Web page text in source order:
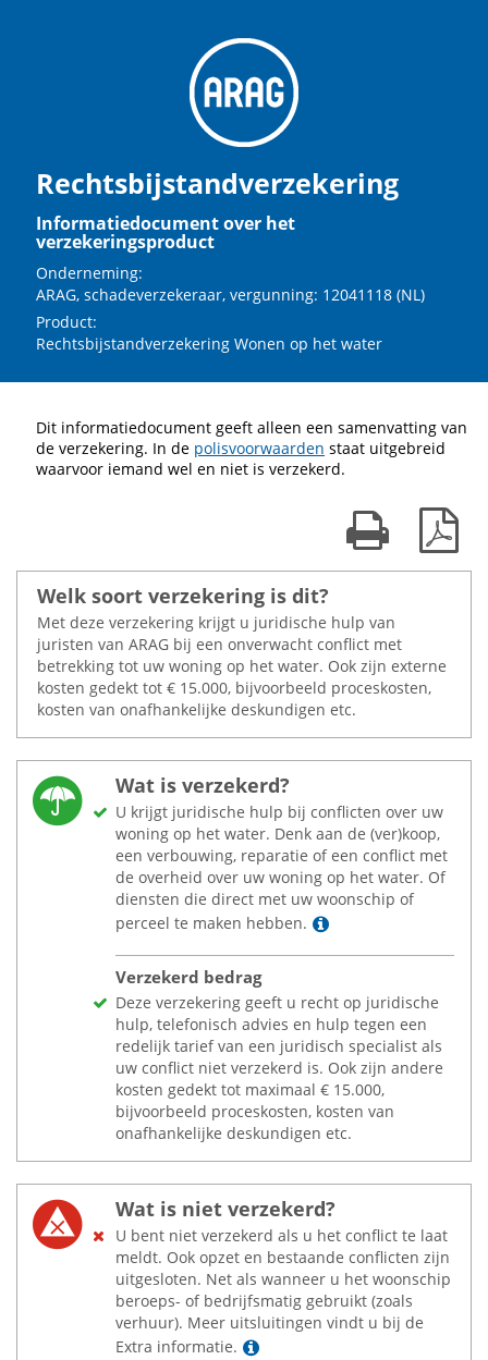
Rechtsbijstandverzekering
Informatiedocument over het
verzekeringsproduct
Onderneming:
ARAG, schadeverzekeraar, vergunning: 12041118 (NL)
Product:
Rechtsbijstandverzekering Wonen op het water
Dit informatiedocument geeft alleen een samenvatting van
de verzekering. In de polisvoorwaarden staat uitgebreid
waarvoor iemand wel en niet is verzekerd.
Print kaart
Welk soort verzekering is dit?
Met deze verzekering krijgt u juridische hulp van
juristen van ARAG bij een onverwacht conflict met
betrekking tot uw woning op het water. Ook zijn externe
kosten gedekt tot € 15.000, bijvoorbeeld proceskosten,
kosten van onafhankelijke deskundigen etc.
Wat is verzekerd?
U krijgt juridische hulp bij conflicten over uw
woning op het water. Denk aan de (ver)koop,
een verbouwing, reparatie of een conflict met
de overheid over uw woning op het water. Of
diensten die direct met uw woonschip of
perceel te maken hebben.
Lees meer
Verzekerd bedrag
Deze verzekering geeft u recht op juridische
hulp, telefonisch advies en hulp tegen een
redelijk tarief van een juridisch specialist als
uw conflict niet verzekerd is. Ook zijn andere
kosten gedekt tot maximaal € 15.000,
bijvoorbeeld proceskosten, kosten van
onafhankelijke deskundigen etc.
Wat is niet verzekerd?
U bent niet verzekerd als u het conflict te laat
meldt. Ook opzet en bestaande conflicten zijn
uitgesloten. Net als wanneer u het woonschip
beroeps- of bedrijfsmatig gebruikt (zoals
verhuur). Meer uitsluitingen vindt u bij de
Extra informatie.
Lees meer